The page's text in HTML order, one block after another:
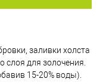
заливки холста
слоя для золочения.
15-20% воды).